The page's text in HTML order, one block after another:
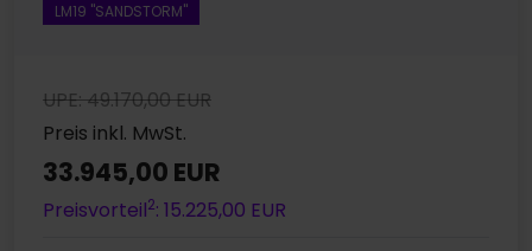
LM19 "SANDSTORM"
UPE: 49.170,00 EUR
Preis inkl. MwSt.
33.945,00 EUR
Preisvorteil2: 15.225,00 EUR